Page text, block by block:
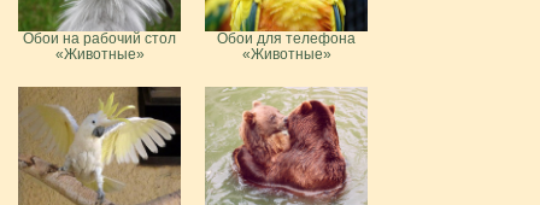
Обои на рабочий стол
«Животные»
Обои для телефона
«Животные»